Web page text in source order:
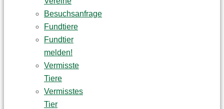
Besuchsanfrage
Fundtiere
Fundtier
melden!
Vermisste
Tiere
Vermisstes
Tier